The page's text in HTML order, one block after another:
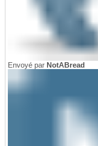
Envoyé par NotABread